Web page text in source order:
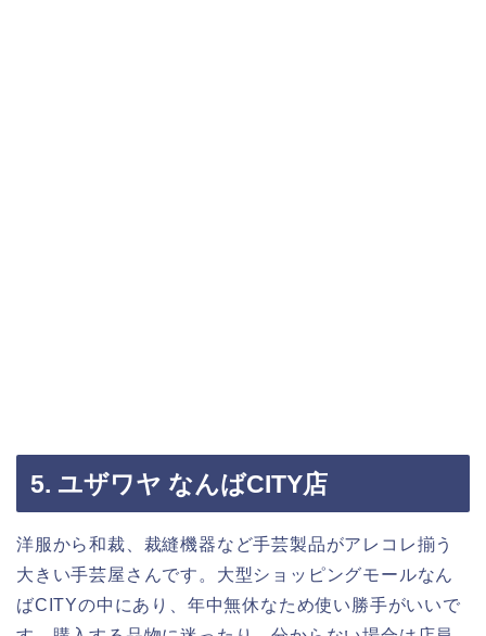
5. ユザワヤ なんばCITY店
洋服から和裁、裁縫機器など手芸製品がアレコレ揃う
大きい手芸屋さんです。大型ショッピングモールなん
ばCITYの中にあり、年中無休なため使い勝手がいいで